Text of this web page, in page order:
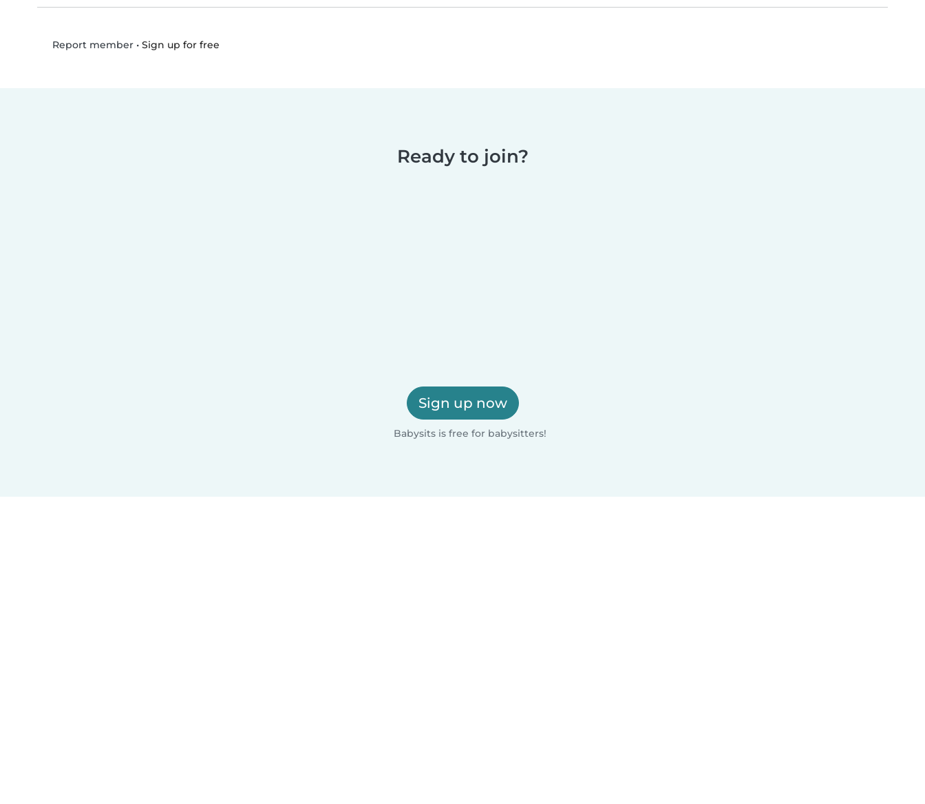
Report member• Sign up for free
Ready to join?
Sign up now
Babysits is free for babysitters!